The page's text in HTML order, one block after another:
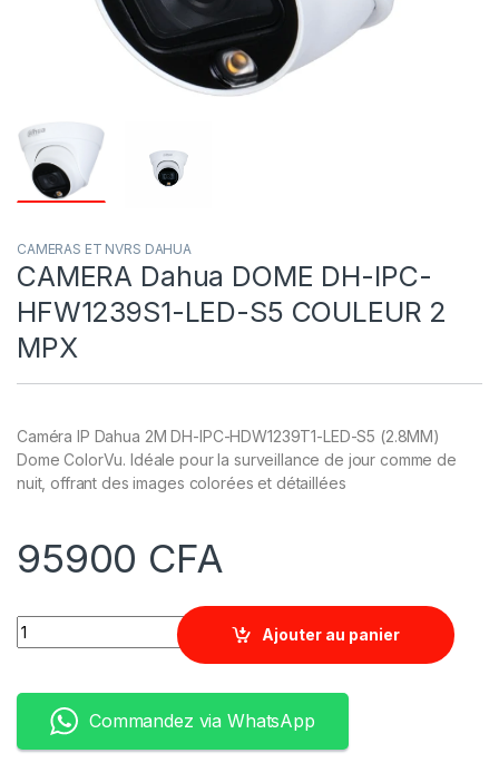
CAMERAS ET NVRS DAHUA
CAMERA Dahua DOME DH-IPC-
HFW1239S1-LED-S5 COULEUR 2
MPX
Caméra IP Dahua 2M DH-IPC-HDW1239T1-LED-S5 (2.8MM)
Dome ColorVu. Idéale pour la surveillance de jour comme de
nuit, offrant des images colorées et détaillées
95900 CFA
Quantity
Ajouter au panier
Commandez via WhatsApp